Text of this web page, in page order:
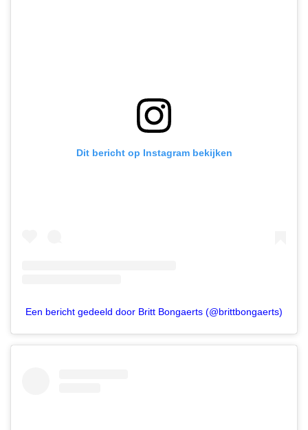
Dit bericht op Instagram bekijken
Een bericht gedeeld door Britt Bongaerts (@brittbongaerts)